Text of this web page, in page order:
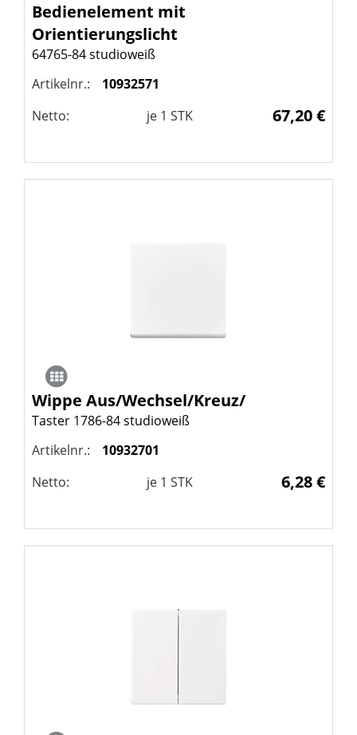
Bedienelement mit
Orientierungslicht
64765-84 studioweiß
Artikelnr.:
10932571
Netto:
je 1 STK 67,20 €
Wippe Aus/Wechsel/Kreuz/
Taster 1786-84 studioweiß
Artikelnr.:
10932701
Netto:
je 1 STK 6,28 €